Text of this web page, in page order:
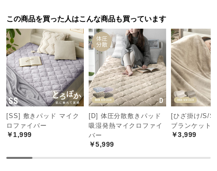
品
の
送
に
つ
い
て
中
型
商
この商品を買った人はこんな商品も買っています
[SS] 敷きパッド マイク
ロファイバー
￥1,999
[D] 体圧分散敷きパッド
吸湿発熱マイクロファイ
バー
￥5,999
[ひざ掛け/S/
ブランケット
￥3,999